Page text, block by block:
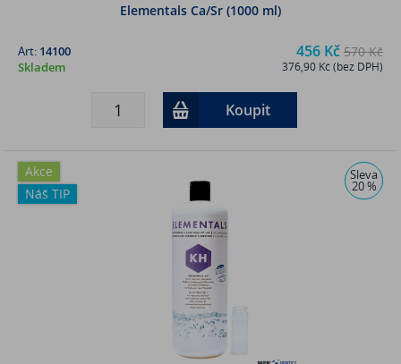
Elementals Ca/Sr (1000 ml)
456 Kč 570 Kč
376,90 Kč (bez DPH)
Art: 14100
Skladem
Koupit
Akce
Náš TIP
Sleva
20 %